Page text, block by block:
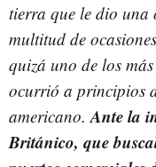
tierra que le dio una
multitud de
quizá uno de los
ocurrió a principios
americano. Ante la
Británico, que